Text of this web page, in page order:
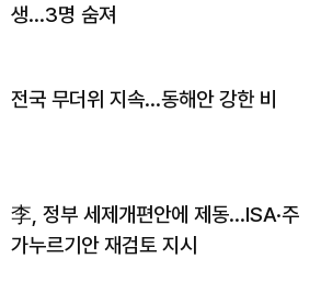
생…3명 숨져
전국 무더위 지속…동해안 강한 비
李, 정부 세제개편안에 제동…ISA·주
가누르기안 재검토 지시